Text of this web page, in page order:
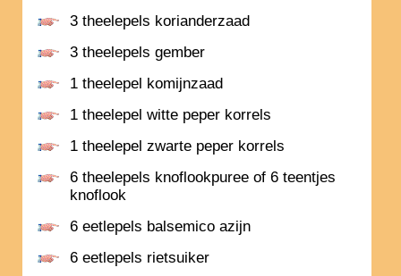
3 theelepels korianderzaad
3 theelepels gember
1 theelepel komijnzaad
1 theelepel witte peper korrels
1 theelepel zwarte peper korrels
6 theelepels knoflookpuree of 6 teentjes
knoflook
6 eetlepels balsemico azijn
6 eetlepels rietsuiker